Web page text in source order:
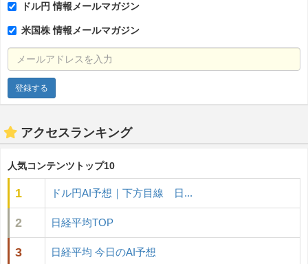
ドル円 情報メールマガジン
米国株 情報メールマガジン
メールアドレスを入力
アクセスランキング
人気コンテンツトップ10
1 ドル円AI予想｜下方目線 日...
2 日経平均TOP
3 日経平均 今日のAI予想